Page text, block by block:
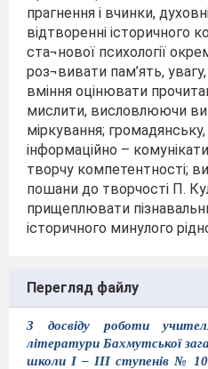
прагнення і вчинки,
відтворенні історичного
ста¬нової психології
роз¬вивати пам’ять,
вміння оцінювати
мислити, висловлюючи
міркування;
інформаційно –
творчу компетентності;
пошани до творчості П.
прищеплювати
історичного минулого
Перегляд файлу
З досвіду роботи
літератури Бахмутської
школи І – ІІІ ступенів № 10